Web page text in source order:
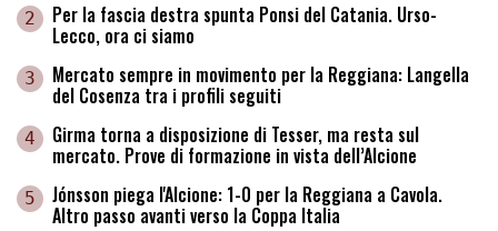
2 Per la fascia destra spunta Ponsi del Catania. Urso-
Lecco, ora ci siamo
3 Mercato sempre in movimento per la Reggiana: Langella
del Cosenza tra i profili seguiti
4 Girma torna a disposizione di Tesser, ma resta sul
mercato. Prove di formazione in vista dell’Alcione
5 Jónsson piega l'Alcione: 1-0 per la Reggiana a Cavola.
Altro passo avanti verso la Coppa Italia